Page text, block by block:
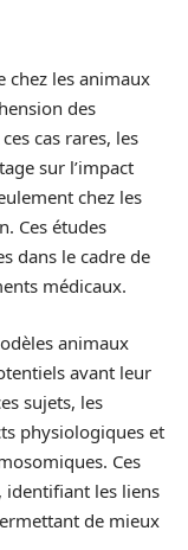
chez les animaux
des
cas rares, les
sur l’impact
chez les
Ces études
dans le cadre de
médicaux.
animaux
avant leur
sujets, les
physiologiques et
Ces
identifiant les liens
de mieux